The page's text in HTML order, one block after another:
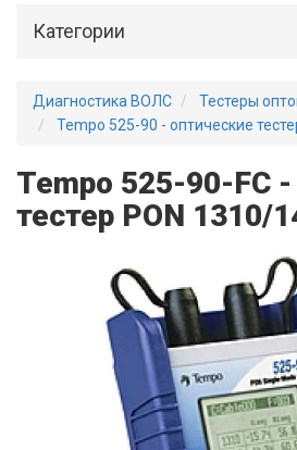
Категории
Диагностика ВОЛС
Тестеры
Tempo 525-90 - оптические
Tempo 525-90-FC
тестер PON 1310/